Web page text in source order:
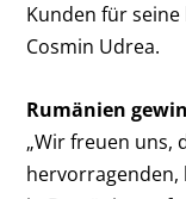
Kunden für
Cosmin Udrea.
Rumänien
„Wir freuen uns,